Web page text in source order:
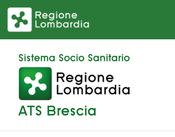
Salta al contenuto principale